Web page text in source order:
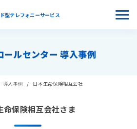
型テレフォニーサービス
ルセンター 導入事例
導入事例 日本生命保険相互会社
命保険相互会社さま